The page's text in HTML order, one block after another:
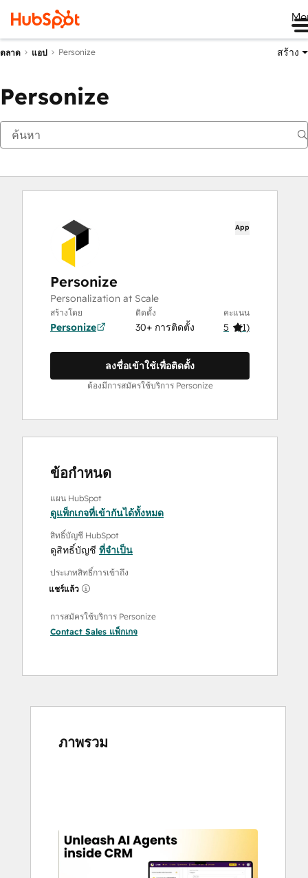
ตลาด แอป Personize สร้าง
Personize
App
Personize
Personalization at Scale
สร้างโดย
Personize
ติดตั้ง
30+ การติดตั้ง
คะแนน
5 (1)
ลงชื่อเข้าใช้เพื่อติดตั้ง
ต้องมีการสมัครใช้บริการ Personize
ข้อกำหนด
แผน HubSpot
ดูแพ็กเกจที่เข้ากันได้ทั้งหมด
สิทธิ์บัญชี HubSpot
ดูสิทธิ์บัญชี ที่จำเป็น
ประเภทสิทธิ์การเข้าถึง
แชร์แล้ว
การสมัครใช้บริการ Personize
Contact Sales แพ็กเกจ
ภาพรวม
เพื่อ